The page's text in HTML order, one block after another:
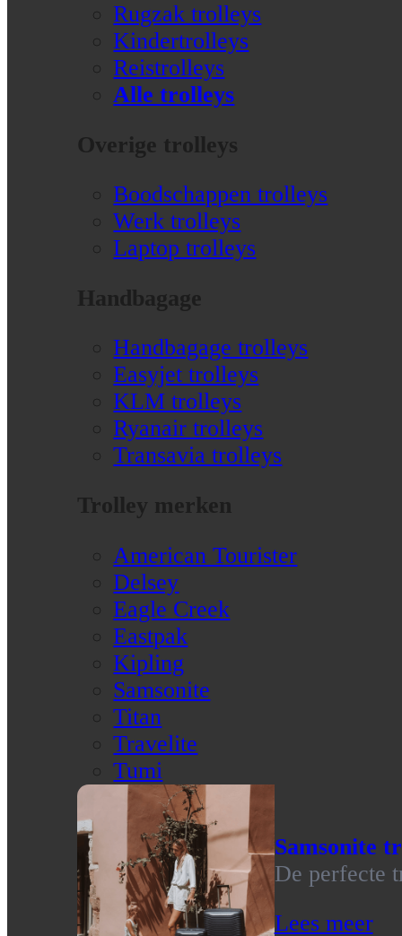
Rugzak trolleys
Kindertrolleys
Reistrolleys
Alle trolleys
Overige trolleys
Boodschappen trolleys
Werk trolleys
Laptop trolleys
Handbagage
Handbagage trolleys
Easyjet trolleys
KLM trolleys
Ryanair trolleys
Transavia trolleys
Trolley merken
American Tourister
Delsey
Eagle Creek
Eastpak
Kipling
Samsonite
Titan
Travelite
Tumi
Samsonite
De perfecte
Lees meer